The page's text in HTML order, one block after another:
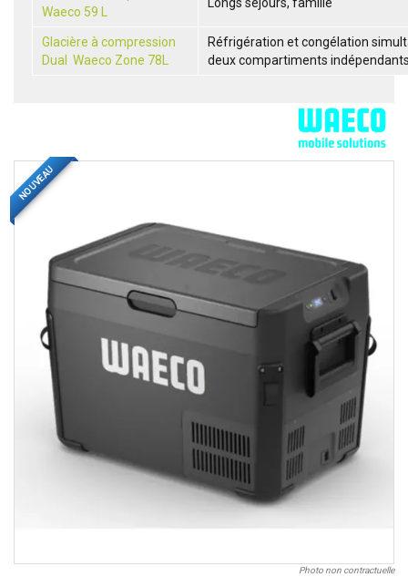
Waeco 59 L
Glacière à compression
Dual Waeco Zone 78L
Réfrigération et congélation
deux compartiments
NOUVEAU
Photo non contractuelle